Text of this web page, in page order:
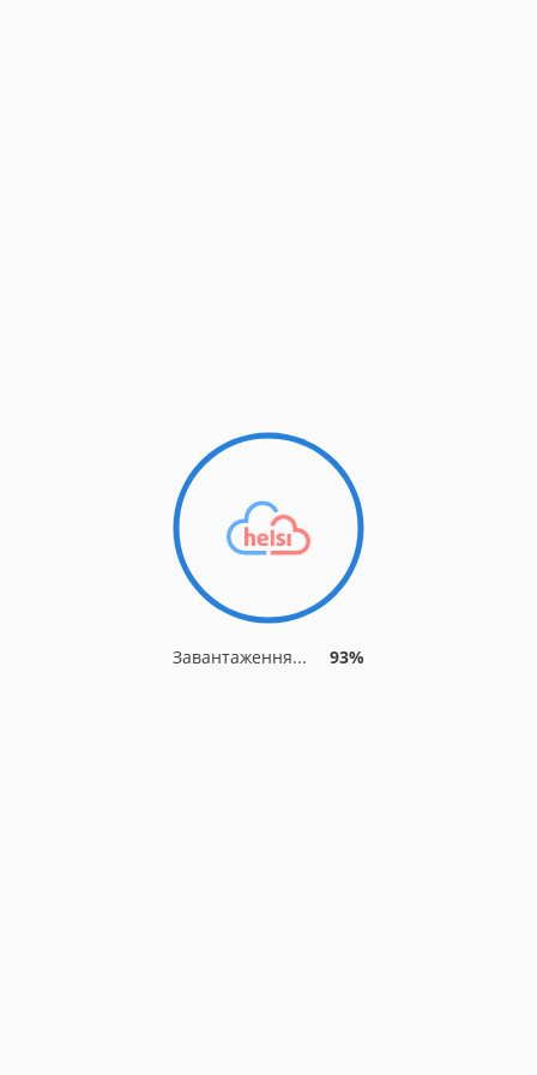
Завантаження... 93%